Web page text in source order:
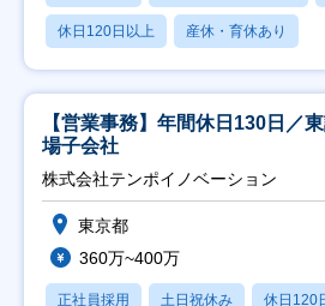
休日120日以上 産休・育休あり
【営業事務】年間休日130日／
場子会社
株式会社テンポイノベーション
東京都
360万~400万
正社員採用 土日祝休み 休日120